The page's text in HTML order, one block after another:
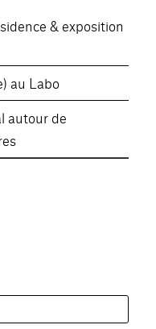
& exposition
au Labo
autour de